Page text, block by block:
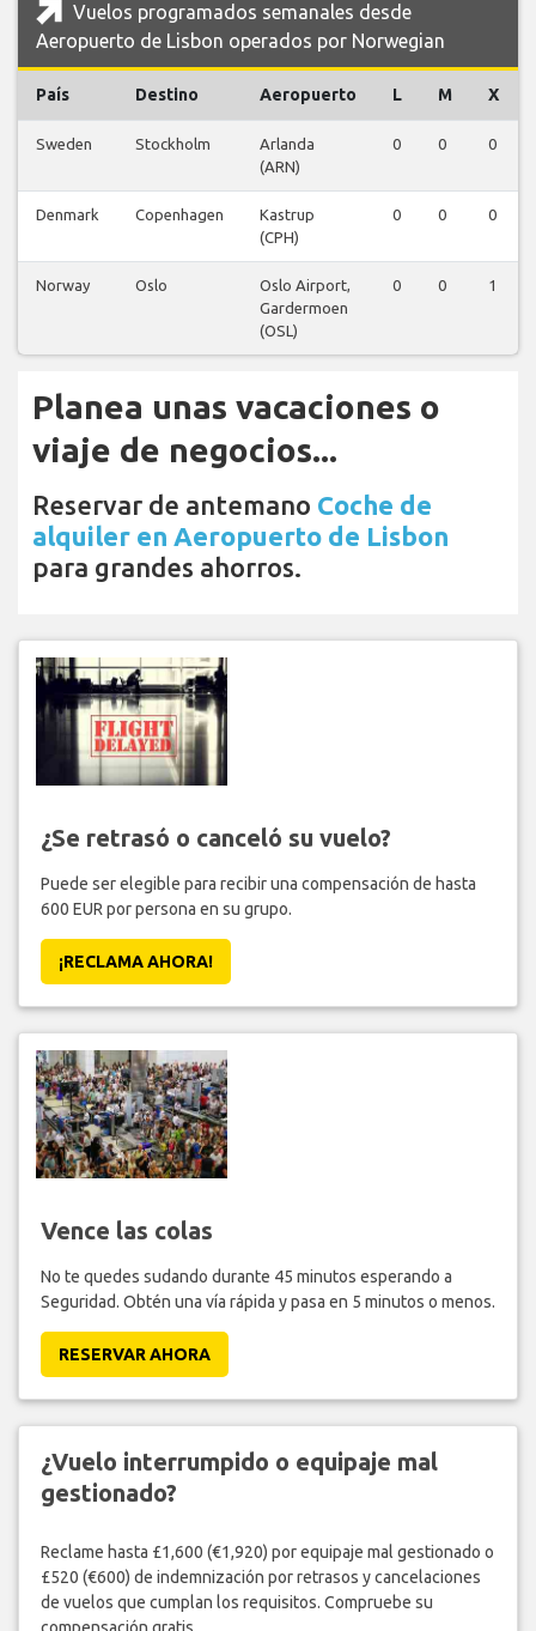
Vuelos programados semanales desde
Aeropuerto de Lisbon operados por Norwegian
País Destino Aeropuerto L M X
Sweden Stockholm
Arlanda
(ARN)
0 0 0
Denmark Copenhagen
Kastrup
(CPH)
0 0 0
Norway Oslo
Oslo Airport,
Gardermoen
(OSL)
0 0 1
Planea unas vacaciones o
viaje de negocios...
Reservar de antemano Coche de
alquiler en Aeropuerto de Lisbon
para grandes ahorros.
¿Se retrasó o canceló su vuelo?
Puede ser elegible para recibir una compensación de hasta
600 EUR por persona en su grupo.
¡RECLAMA AHORA!
Vence las colas
No te quedes sudando durante 45 minutos esperando a
Seguridad. Obtén una vía rápida y pasa en 5 minutos o menos.
RESERVAR AHORA
¿Vuelo interrumpido o equipaje mal
gestionado?
Reclame hasta £1,600 (€1,920) por equipaje mal gestionado o
£520 (€600) de indemnización por retrasos y cancelaciones
de vuelos que cumplan los requisitos. Compruebe su
compensación gratis.